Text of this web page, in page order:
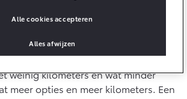
Vanaf € 36.495,-
RAV4
is leuk, maar dat
euro en je wilt daarvan een mooie
kun je kiezen uit allerlei prachtige,
weinig kilometers en wat minder
meer opties en meer kilometers. Een
Alles afwijzen
Alle cookies accepteren